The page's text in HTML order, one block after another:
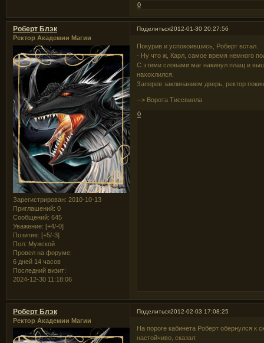
0
Поделиться2012-01-30 20:27:56
Роберт Блэк
Ректор Академии Магии
Зарегистрирован: 2010-10-13
Приглашений: 0
Сообщений: 645
Уважение: [+4/-0]
Позитив: [+5/-3]
Пол: Мужской
Провел на форуме:
6 дней 14 часов
Последний визит:
2024-12-30 11:18:06
Покурив и успокоившись, Роберт встал.
- Ну что ж, Карл, самое время немного
С этими словами маг накинул плащ и
нахохлился.
Заперев заклинанием дверь, ректор
--> Ворота Тиссвилла
0
Поделиться2012-02-03 17:08:25
Роберт Блэк
Ректор Академии Магии
На пороге кабинета Роберт обернулся к
настойчиво, сказал: